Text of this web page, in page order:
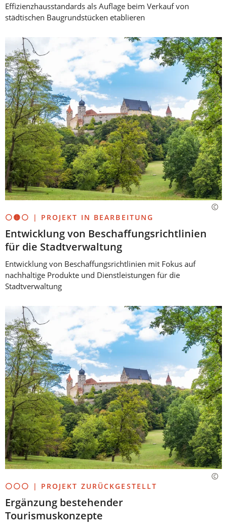
Effizienzhausstandards als Auflage beim Verkauf von
städtischen Baugrundstücken etablieren
⚪🟡⚪ | PROJEKT IN BEARBEITUNG
Entwicklung von Beschaffungsrichtlinien
für die Stadtverwaltung
Entwicklung von Beschaffungsrichtlinien mit Fokus auf
nachhaltige Produkte und Dienstleistungen für die
Stadtverwaltung
⚪⚪⚪ | PROJEKT ZURÜCKGESTELLT
Ergänzung bestehender
Tourismuskonzepte